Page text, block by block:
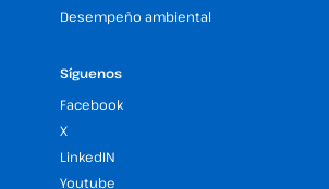
Desempeño ambiental
Síguenos
Facebook
X
LinkedIN
Youtube